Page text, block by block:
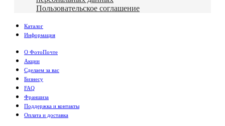
Пользовательское соглашение
Каталог
Информация
О ФотоПочте
Акции
Сделаем за вас
Бизнесу
FAQ
Франшиза
Поддержка и контакты
Оплата и доставка